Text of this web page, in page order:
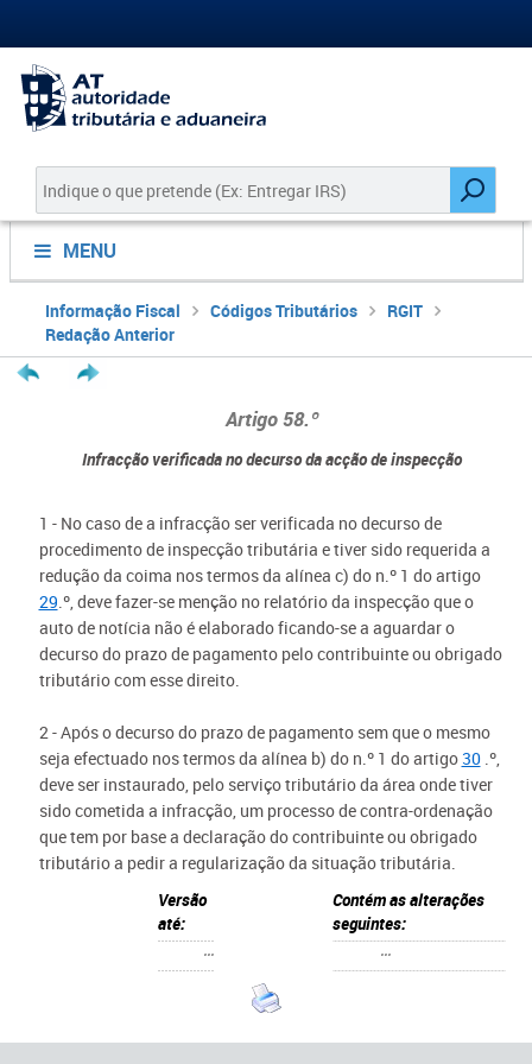
MENU
Informação Fiscal Códigos Tributários
RGIT
Redação Anterior
Artigo 58.º
Infracção verificada no decurso da acção de inspecção
1 - No caso de a infracção ser verificada no decurso de
procedimento de inspecção tributária e tiver sido requerida a
redução da coima nos termos da alínea c) do n.º 1 do artigo
29.º, deve fazer-se menção no relatório da inspecção que o
auto de notícia não é elaborado ficando-se a aguardar o
decurso do prazo de pagamento pelo contribuinte ou obrigado
tributário com esse direito.
2 - Após o decurso do prazo de pagamento sem que o mesmo
seja efectuado nos termos da alínea b) do n.º 1 do artigo 30.º,
deve ser instaurado, pelo serviço tributário da área onde tiver
sido cometida a infracção, um processo de contra-ordenação
que tem por base a declaração do contribuinte ou obrigado
tributário a pedir a regularização da situação tributária.
Versão
até:
•••
Contém as alterações
seguintes:
•••